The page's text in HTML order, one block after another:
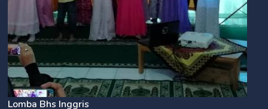
Lomba Bhs Inggris